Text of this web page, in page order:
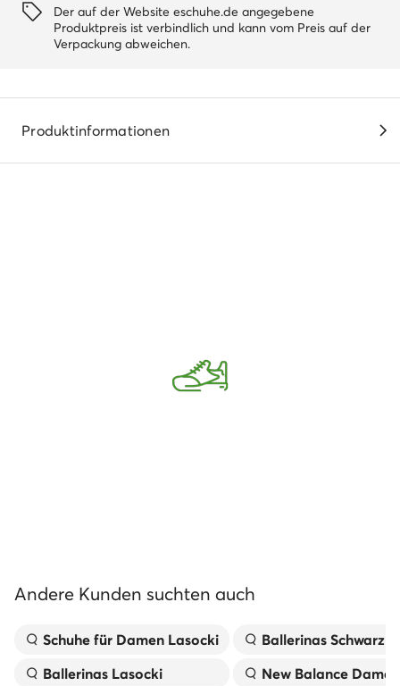
Der auf der Website eschuhe.de angegebene
Produktpreis ist verbindlich und kann vom Preis auf der
Verpackung abweichen.
Produktinformationen
Andere Kunden suchten auch
Schuhe für Damen Lasocki
Ballerinas Lasocki
Ballerinas Schwarz
New Balance